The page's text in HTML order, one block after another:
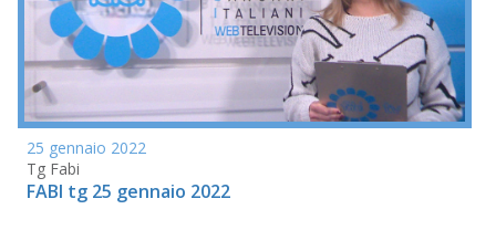
25 gennaio 2022
Tg Fabi
FABI tg 25 gennaio 2022